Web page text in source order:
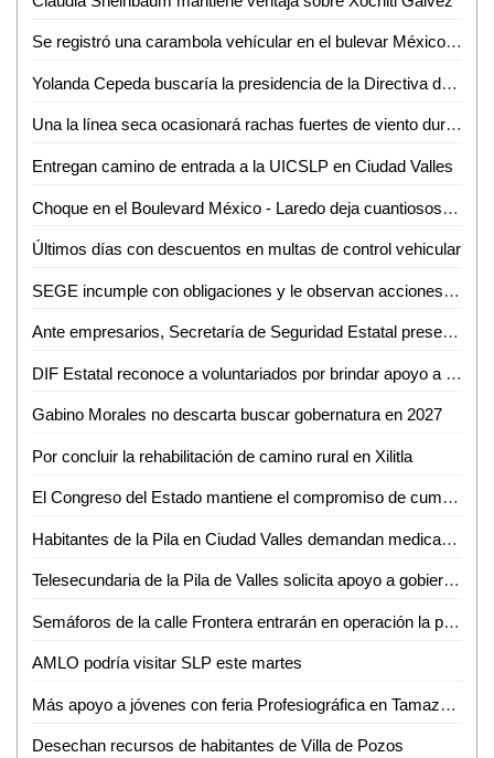
Se registró una carambola vehícular en el bulevar México-Laredo
Yolanda Cepeda buscaría la presidencia de la Directiva del Congreso
Una la línea seca ocasionará rachas fuertes de viento durante la semana en San Luis Potosí
Entregan camino de entrada a la UICSLP en Ciudad Valles
Choque en el Boulevard México - Laredo deja cuantiosos daños materiales
Últimos días con descuentos en multas de control vehicular
SEGE incumple con obligaciones y le observan acciones indebidas
Ante empresarios, Secretaría de Seguridad Estatal presenta informe de resultados
DIF Estatal reconoce a voluntariados por brindar apoyo a las familias
Gabino Morales no descarta buscar gobernatura en 2027
Por concluir la rehabilitación de camino rural en Xilitla
El Congreso del Estado mantiene el compromiso de cumplir en materia de transparencia
Habitantes de la Pila en Ciudad Valles demandan medicamentos para artritis
Telesecundaria de la Pila de Valles solicita apoyo a gobierno municipal para culminar techado
Semáforos de la calle Frontera entrarán en operación la próxima semana: Roberto Reséndiz
AMLO podría visitar SLP este martes
Más apoyo a jóvenes con feria Profesiográfica en Tamazunchale
Desechan recursos de habitantes de Villa de Pozos